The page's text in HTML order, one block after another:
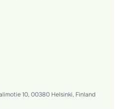
10, 00380 Helsinki, Finland